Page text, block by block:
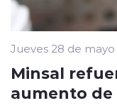
Jueves 28 de
Minsal
aumento de